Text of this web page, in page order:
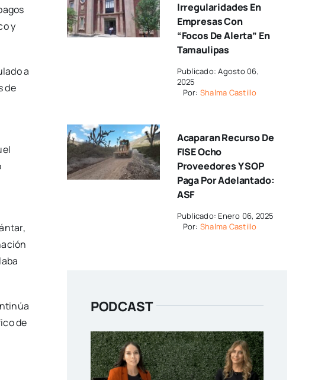
y
a
de
de
Irregularidades En
Empresas Con
“focos De Alerta” En
Tamaulipas
Publicado: Agosto 06,
2025
Por: Shalma Castillo
Acaparan Recurso De
FISE Ocho
Proveedores Y SOP
Paga Por Adelantado:
ASF
Publicado: Enero 06, 2025
Por: Shalma Castillo
PODCAST